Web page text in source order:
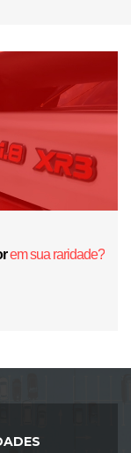
em sua raridade?